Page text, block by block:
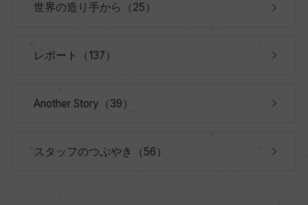
世界の造り手から（25）
レポート（137）
Another Story（39）
スタッフのつぶやき（56）